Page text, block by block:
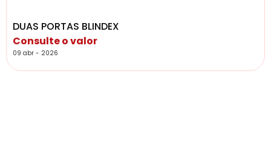
DUAS PORTAS BLINDEX
Consulte o valor
09 abr - 2026